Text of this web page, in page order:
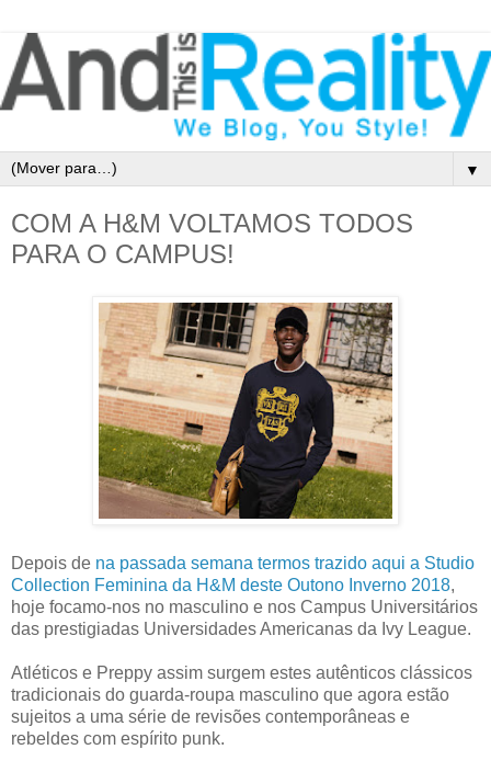
▼
COM A H&M VOLTAMOS TODOS
PARA O CAMPUS!
Depois de na passada semana termos trazido aqui a Studio
Collection Feminina da H&M deste Outono Inverno 2018,
hoje focamo-nos no masculino e nos Campus Universitários
das prestigiadas Universidades Americanas da Ivy League.
Atléticos e Preppy assim surgem estes autênticos clássicos
tradicionais do guarda-roupa masculino que agora estão
sujeitos a uma série de revisões contemporâneas e
rebeldes com espírito punk.